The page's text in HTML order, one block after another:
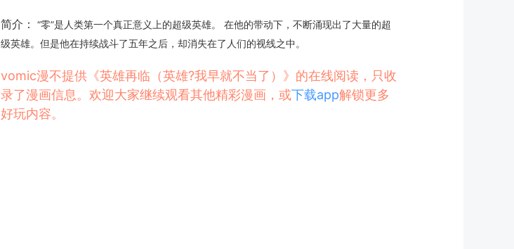
简介：
“零”是人类第一个真正意义上的超级英雄。 在他的带动下，不断涌现出了大量的超
级英雄。但是他在持续战斗了五年之后，却消失在了人们的视线之中。
vomic漫不提供《英雄再临（英雄?我早就不当了）》的在线阅读，只收
录了漫画信息。欢迎大家继续观看其他精彩漫画，或下载app解锁更多
好玩内容。